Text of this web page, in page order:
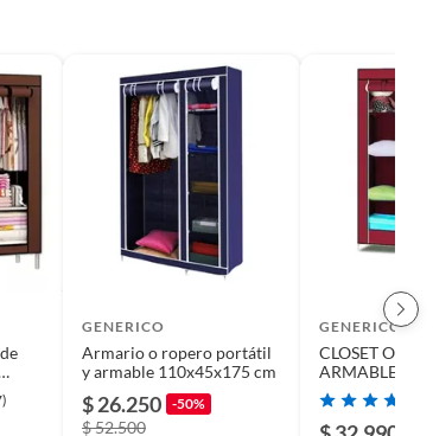
GENERICO
Armario o ropero portátil
y armable 110x45x175 cm
$ 26.250 -50%
$ 52.500
GENERICO
CLOSET
ARMABLE DE
MARRON